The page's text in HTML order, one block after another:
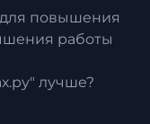
повышения
работы
лучше?